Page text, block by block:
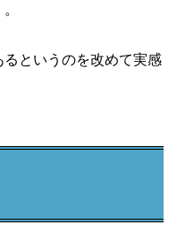
というのを改めて実感